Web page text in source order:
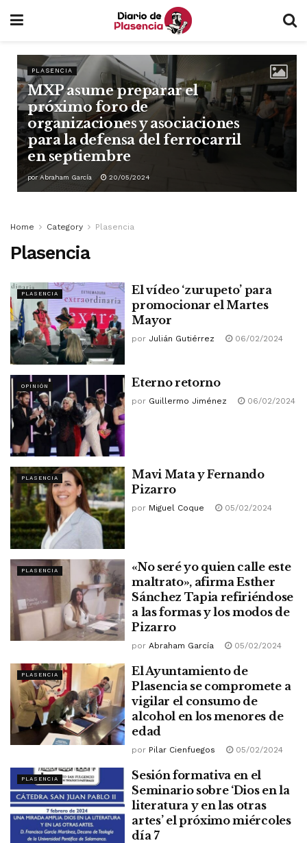
PLASENCIA
MXP asume preparar el
próximo foro de
organizaciones y asociaciones
para la defensa del ferrocarril
en septiembre
por Abraham García 20/05/2024
Home Category Plasencia
Plasencia
PLASENCIA
El vídeo ‘zurupeto’ para
promocionar el Martes
Mayor
por Julián Gutiérrez 06/02/2024
OPINIÓN Eterno retorno
por Guillermo Jiménez 06/02/2024
PLASENCIA
Mavi Mata y Fernando
Pizarro
por Miguel Coque 05/02/2024
PLASENCIA
«No seré yo quien calle este
maltrato», afirma Esther
Sánchez Tapia refiriéndose
a las formas y los modos de
Pizarro
por Abraham García 05/02/2024
PLASENCIA
El Ayuntamiento de
Plasencia se compromete a
vigilar el consumo de
alcohol en los menores de
edad
por Pilar Cienfuegos 05/02/2024
PLASENCIA
Sesión formativa en el
Seminario sobre ‘Dios en la
literatura y en las otras
artes’ el próximo miércoles
día 7